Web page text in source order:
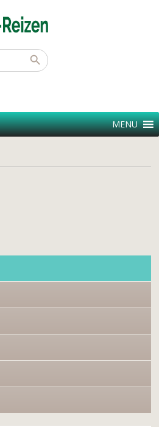
MENU